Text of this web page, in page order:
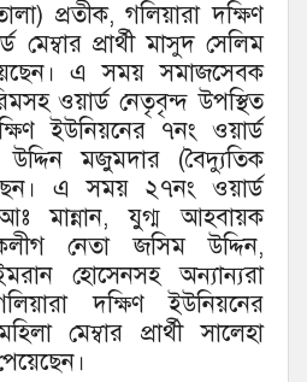
প্রতীক, গলিয়ারা দক্ষিণ
প্রার্থী মাসুদ সেলিম
এ সময় সমাজসেবক
ওয়ার্ড নেতৃবৃন্দ উপস্থিত
ইউনিয়নের ৭নং ওয়ার্ড
উদ্দিন মজুমদার (বৈদ্যুতিক
এ সময় ২৭নং ওয়ার্ড
মান্নান, যুগ্ম আহবায়ক
নেতা জসিম উদ্দিন,
হোসেনসহ অন্যান্যরা
দক্ষিণ ইউনিয়নের
মেম্বার প্রার্থী সালেহা